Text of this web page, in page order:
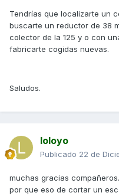
Tendrías que localizarte un
buscarte un reductor de 38
colector de la 125 y o con
fabricarte cogidas nuevas.
Saludos.
loloyo
Publicado 22 de
muchas gracias
por que eso de cortar un